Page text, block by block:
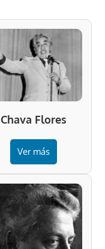
Chava Flores
Ver más